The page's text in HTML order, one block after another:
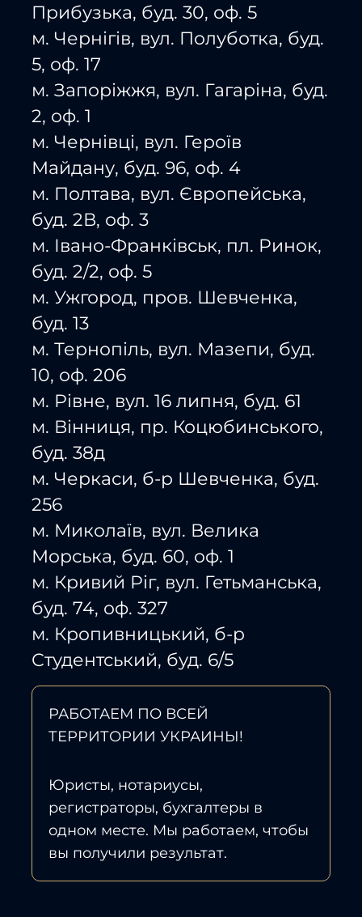
Прибузька, буд. 30, оф. 5
м. Чернігів, вул. Полуботка, буд.
5, оф. 17
м. Запоріжжя, вул. Гагаріна, буд.
2, оф. 1
м. Чернівці, вул. Героїв
Майдану, буд. 96, оф. 4
м. Полтава, вул. Європейська,
буд. 2В, оф. 3
м. Івано-Франківськ, пл. Ринок,
буд. 2/2, оф. 5
м. Ужгород, пров. Шевченка,
буд. 13
м. Тернопіль, вул. Мазепи, буд.
10, оф. 206
м. Рівне, вул. 16 липня, буд. 61
м. Вінниця, пр. Коцюбинського,
буд. 38д
м. Черкаси, б-р Шевченка, буд.
256
м. Миколаїв, вул. Велика
Морська, буд. 60, оф. 1
м. Кривий Ріг, вул. Гетьманська,
буд. 74, оф. 327
м. Кропивницький, б-р
Студентський, буд. 6/5
РАБОТАЕМ ПО ВСЕЙ
ТЕРРИТОРИИ УКРАИНЫ!
Юристы, нотариусы,
регистраторы, бухгалтеры в
одном месте. Мы работаем, чтобы
вы получили результат.